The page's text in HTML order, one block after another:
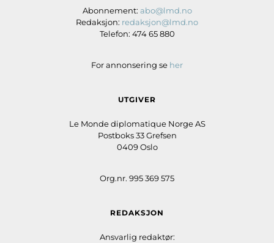
Abonnement: abo@lmd.no
Redaksjon: redaksjon@lmd.no
Telefon: 474 65 880
For annonsering se her
UTGIVER
Le Monde diplomatique Norge AS
Postboks 33 Grefsen
0409 Oslo
Org.nr. 995 369 575
REDAKSJON
Ansvarlig redaktør: